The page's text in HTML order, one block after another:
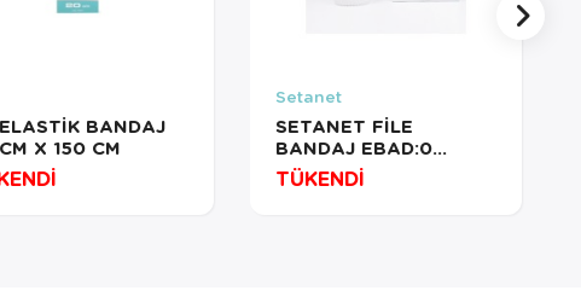
BANDAJ
X 150 CM
Setanet
SETANET FİLE
BANDAJ EBAD:0
1PAKET-25METRE
TÜKENDİ